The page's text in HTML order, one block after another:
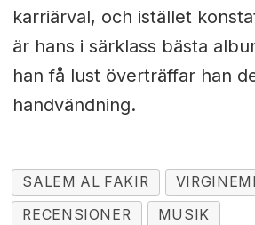
karriärval, och istället
är hans i särklass bästa
han få lust överträffar han
handvändning.
SALEM AL FAKIR
VIRGINEMI
RECENSIONER
MUSIK